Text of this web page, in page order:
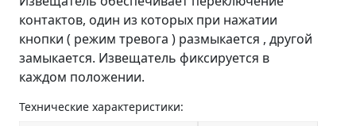
контактов, один из которых при нажатии
кнопки ( режим тревога ) размыкается , другой
замыкается. Извещатель фиксируется в
каждом положении.
Технические характеристики: